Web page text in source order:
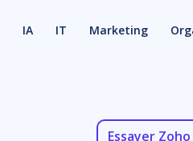
IA IT Marketing
Essayer